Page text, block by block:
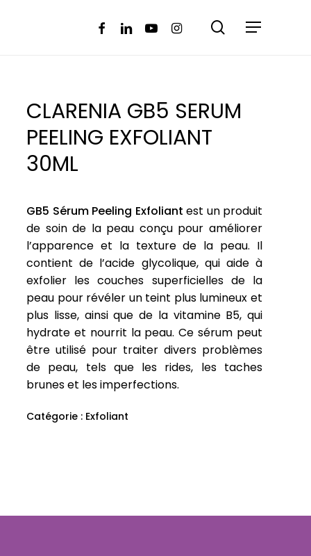
search
Menu
facebooklinkedinyoutubeinstagram
CLARENIA GB5 SERUM
PEELING EXFOLIANT
30ML
GB5 Sérum Peeling Exfoliant est un produit
de soin de la peau conçu pour améliorer
l’apparence et la texture de la peau. Il
contient de l’acide glycolique, qui aide à
exfolier les couches superficielles de la
peau pour révéler un teint plus lumineux et
plus lisse, ainsi que de la vitamine B5, qui
hydrate et nourrit la peau. Ce sérum peut
être utilisé pour traiter divers problèmes
de peau, tels que les rides, les taches
brunes et les imperfections.
Catégorie : Exfoliant
laisser votre avis sur
* E-mail
mon e-mail et mon site dans le navigateur pour mon